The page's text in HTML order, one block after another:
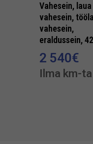
Vahesein, laua
vahesein,
vahesein,
eraldussein,
2 540€
Ilma km-ta